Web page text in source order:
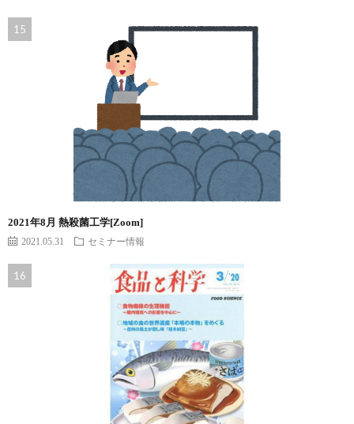
2021年8月 熱殺菌工学[Zoom]
2021.05.31 セミナー情報